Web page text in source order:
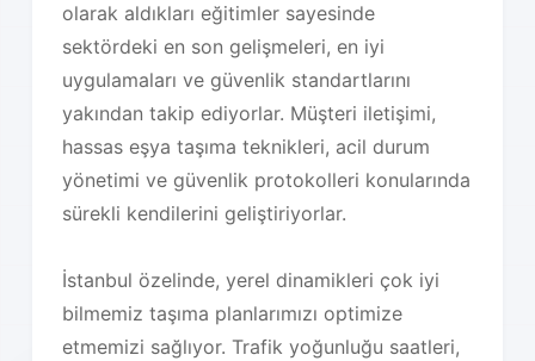
olarak aldıkları eğitimler sayesinde
sektördeki en son gelişmeleri, en iyi
uygulamaları ve güvenlik standartlarını
yakından takip ediyorlar. Müşteri iletişimi,
hassas eşya taşıma teknikleri, acil durum
yönetimi ve güvenlik protokolleri konularında
sürekli kendilerini geliştiriyorlar.
İstanbul özelinde, yerel dinamikleri çok iyi
bilmemiz taşıma planlarımızı optimize
etmemizi sağlıyor. Trafik yoğunluğu saatleri,